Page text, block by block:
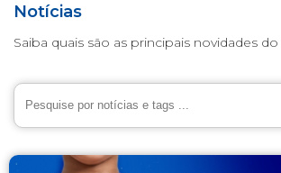
Notícias
Saiba quais são as principais novidades do